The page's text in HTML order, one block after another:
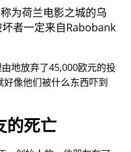
为荷兰电影之城的乌
者一定来自Rabobank
地放弃了45,000欧元的投
像他们被什么东西吓到
的死亡